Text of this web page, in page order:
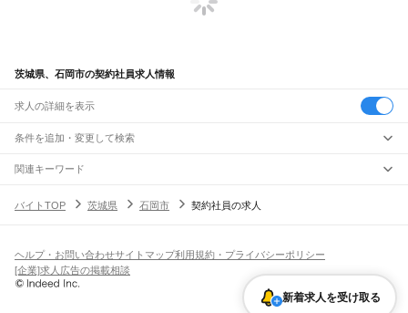
茨城県、石岡市の契約社員求人情報
求人の詳細を表示
条件を追加・変更して検索
市区町村を追加・変更
茨城県すべて
守谷市常陸大宮市那珂市 筑西市坂東市稲敷市 かすみがうら市桜川市
行方市鉾田市つくばみらい市
猿島郡北相馬郡
駅を追加・変更
取手駅 藤代駅龍ケ崎市駅 ひたち野うしく駅 荒川沖駅 土浦駅
石岡駅羽鳥駅岩間駅友部駅内原駅赤塚駅偕楽園駅水戸駅勝田駅佐和駅
大甕駅常陸多賀駅日立駅 南中郷駅磯原駅大津港駅
飲食・フードサービス
飲食・フードサービス
ホールスタッフ
皿洗い・洗い場精肉・鮮魚加工
バー（BAR）・バーテンダー
特徴を追加・変更
人気
髪型・髪色自由ひげOKネイルOK
関連キーワード
茨城県 石岡市 正社員 接客業茨城県 石岡市 障害者雇用
バイトTOP 茨城県 石岡市 契約社員の求人
新着求人を受け取る
ヘルプ・お問い合わせサイトマップ利用規約・プライバシーポリシー
[企業]求人広告の掲載相談